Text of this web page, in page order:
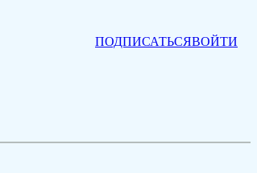
ПОДПИСАТЬСЯВОЙТИ